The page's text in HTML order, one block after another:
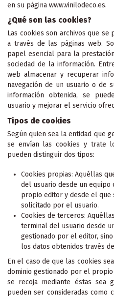
en su página www.vinilodeco.es.
¿Qué son las cookies?
Las cookies son archivos que se
a través de las páginas web.
papel esencial para la
sociedad de la información.
web almacenar y recuperar
navegación de un usuario o de
información obtenida, se
usuario y mejorar el servicio
Tipos de cookies
Según quien sea la entidad que
se envían las cookies y trate
pueden distinguir dos tipos:
Cookies propias: Aquéllas
del usuario desde un
propio editor y desde el que
solicitado por el usuario.
Cookies de terceros:
terminal del usuario desde
gestionado por el editor,
los datos obtenidos través
En el caso de que las cookies
dominio gestionado por el
se recoja mediante éstas sea
pueden ser consideradas como